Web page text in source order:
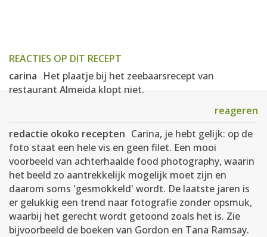
REACTIES OP DIT RECEPT
carina Het plaatje bij het zeebaarsrecept van
restaurant Almeida klopt niet.
reageren
redactie okoko recepten Carina, je hebt gelijk: op de
foto staat een hele vis en geen filet. Een mooi
voorbeeld van achterhaalde food photography, waarin
het beeld zo aantrekkelijk mogelijk moet zijn en
daarom soms 'gesmokkeld' wordt. De laatste jaren is
er gelukkig een trend naar fotografie zonder opsmuk,
waarbij het gerecht wordt getoond zoals het is. Zie
bijvoorbeeld de boeken van Gordon en Tana Ramsay.